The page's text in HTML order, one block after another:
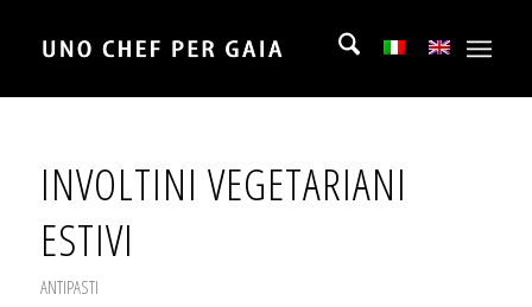
INVOLTINI VEGETARIANI
ESTIVI
ANTIPASTI